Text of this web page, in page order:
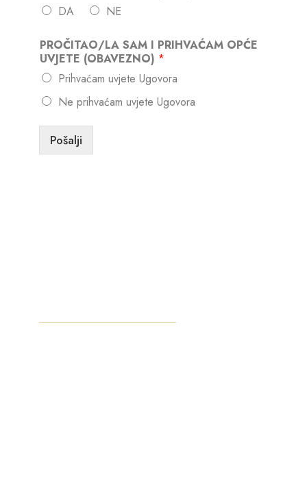
DA
NE
PROČITAO/LA SAM I PRIHVAĆAM OPĆE
UVJETE (OBAVEZNO) *
Prihvaćam uvjete Ugovora
Ne prihvaćam uvjete Ugovora
Pošalji